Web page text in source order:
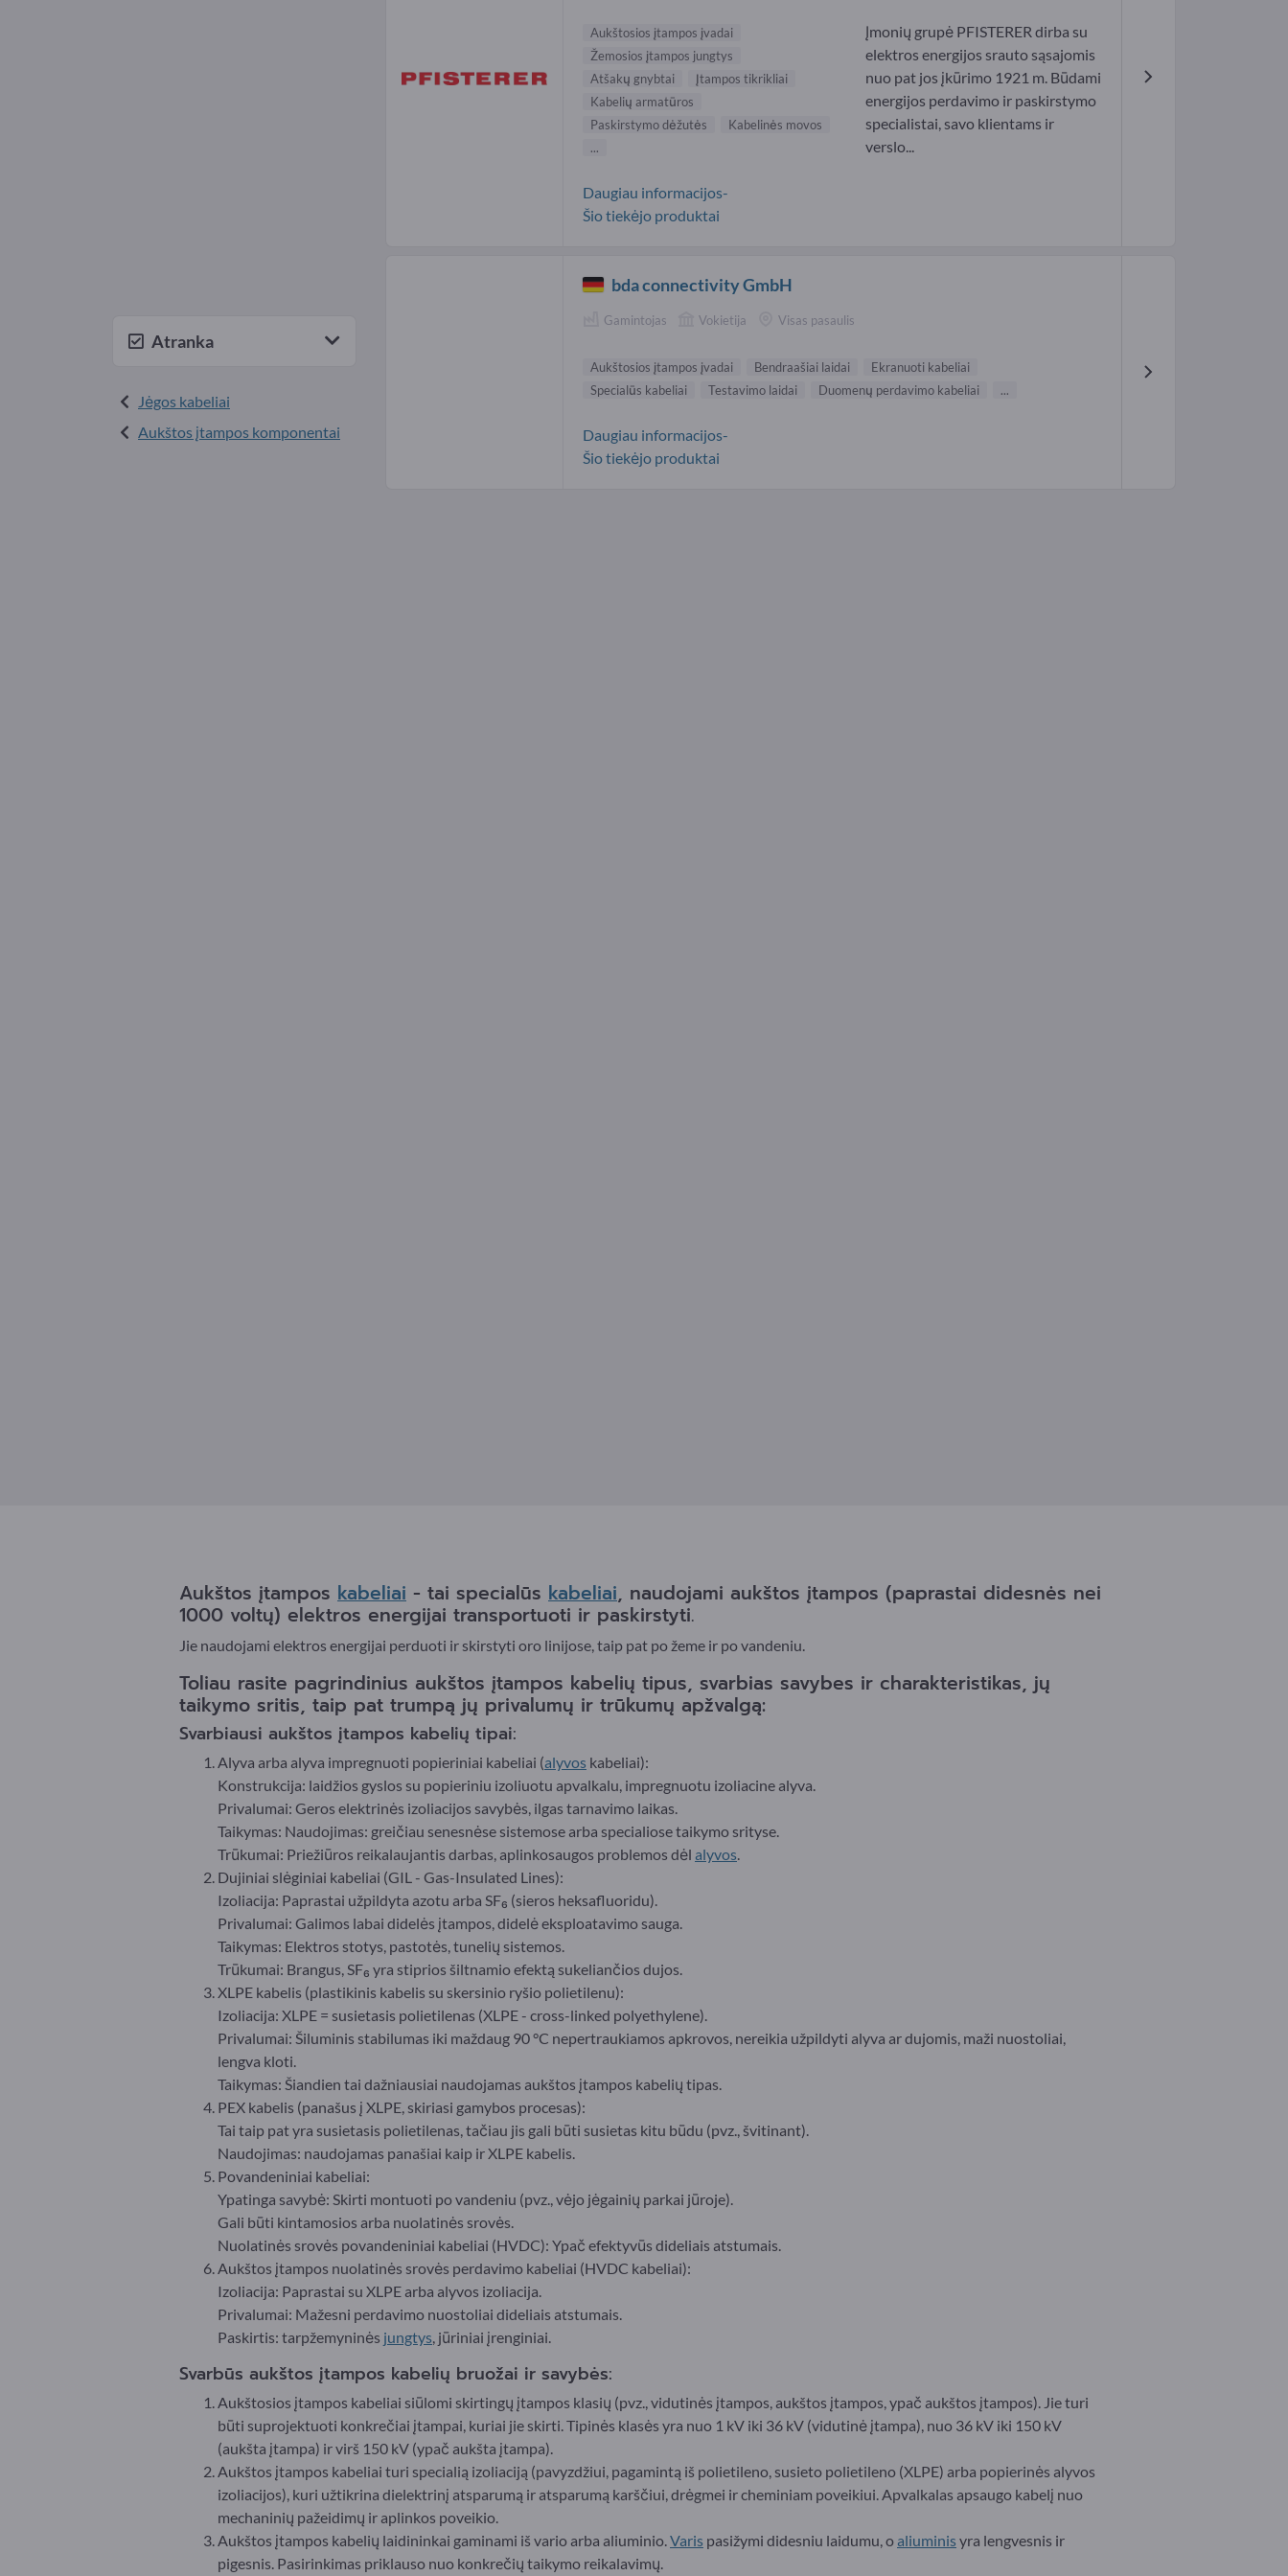
Atranka
Jėgos kabeliai
Aukštos įtampos komponentai
Aukštosios įtampos įvadai
Žemosios įtampos jungtys
Atšakų gnybtai
Įtampos tikrikliai
Kabelių armatūros
Paskirstymo dėžutės
Kabelinės movos
...
Įmonių grupė PFISTERER dirba su
elektros energijos srauto sąsajomis
nuo pat jos įkūrimo 1921 m. Būdami
energijos perdavimo ir paskirstymo
specialistai, savo klientams ir
verslo...
Daugiau informacijos-
Šio tiekėjo produktai
bda connectivity GmbH
Gamintojas Vokietija Visas pasaulis
Aukštosios įtampos įvadai Bendraašiai laidai
Ekranuoti kabeliai
Specialūs kabeliai
Testavimo laidai Duomenų perdavimo kabeliai ...
Daugiau informacijos-
Šio tiekėjo produktai
Aukštos įtampos kabeliai - tai specialūs kabeliai, naudojami aukštos įtampos (paprastai didesnės nei
1000 voltų) elektros energijai transportuoti ir paskirstyti.
Jie naudojami elektros energijai perduoti ir skirstyti oro linijose, taip pat po žeme ir po vandeniu.
Toliau rasite pagrindinius aukštos įtampos kabelių tipus, svarbias savybes ir charakteristikas, jų
taikymo sritis, taip pat trumpą jų privalumų ir trūkumų apžvalgą:
Svarbiausi aukštos įtampos kabelių tipai:
Alyva arba alyva impregnuoti popieriniai kabeliai (alyvos kabeliai):
Konstrukcija: laidžios gyslos su popieriniu izoliuotu apvalkalu, impregnuotu izoliacine alyva.
Privalumai: Geros elektrinės izoliacijos savybės, ilgas tarnavimo laikas.
Taikymas: Naudojimas: greičiau senesnėse sistemose arba specialiose taikymo srityse.
Trūkumai: Priežiūros reikalaujantis darbas, aplinkosaugos problemos dėl alyvos.
Dujiniai slėginiai kabeliai (GIL - Gas-Insulated Lines):
Izoliacija: Paprastai užpildyta azotu arba SF₆ (sieros heksafluoridu).
Privalumai: Galimos labai didelės įtampos, didelė eksploatavimo sauga.
Taikymas: Elektros stotys, pastotės, tunelių sistemos.
Trūkumai: Brangus, SF₆ yra stiprios šiltnamio efektą sukeliančios dujos.
XLPE kabelis (plastikinis kabelis su skersinio ryšio polietilenu):
Izoliacija: XLPE = susietasis polietilenas (XLPE - cross-linked polyethylene).
Privalumai: Šiluminis stabilumas iki maždaug 90 °C nepertraukiamos apkrovos, nereikia užpildyti alyva ar dujomis, maži nuostoliai,
lengva kloti.
Taikymas: Šiandien tai dažniausiai naudojamas aukštos įtampos kabelių tipas.
PEX kabelis (panašus į XLPE, skiriasi gamybos procesas):
Tai taip pat yra susietasis polietilenas, tačiau jis gali būti susietas kitu būdu (pvz., švitinant).
Naudojimas: naudojamas panašiai kaip ir XLPE kabelis.
Povandeniniai kabeliai:
Ypatinga savybė: Skirti montuoti po vandeniu (pvz., vėjo jėgainių parkai jūroje).
Gali būti kintamosios arba nuolatinės srovės.
Nuolatinės srovės povandeniniai kabeliai (HVDC): Ypač efektyvūs dideliais atstumais.
Aukštos įtampos nuolatinės srovės perdavimo kabeliai (HVDC kabeliai):
Izoliacija: Paprastai su XLPE arba alyvos izoliacija.
Privalumai: Mažesni perdavimo nuostoliai dideliais atstumais.
Paskirtis: tarpžemyninės jungtys, jūriniai įrenginiai.
Svarbūs aukštos įtampos kabelių bruožai ir savybės:
Aukštosios įtampos kabeliai siūlomi skirtingų įtampos klasių (pvz., vidutinės įtampos, aukštos įtampos, ypač aukštos įtampos). Jie turi
būti suprojektuoti konkrečiai įtampai, kuriai jie skirti. Tipinės klasės yra nuo 1 kV iki 36 kV (vidutinė įtampa), nuo 36 kV iki 150 kV
(aukšta įtampa) ir virš 150 kV (ypač aukšta įtampa).
Aukštos įtampos kabeliai turi specialią izoliaciją (pavyzdžiui, pagamintą iš polietileno, susieto polietileno (XLPE) arba popierinės alyvos
izoliacijos), kuri užtikrina dielektrinį atsparumą ir atsparumą karščiui, drėgmei ir cheminiam poveikiui. Apvalkalas apsaugo kabelį nuo
mechaninių pažeidimų ir aplinkos poveikio.
Aukštos įtampos kabelių laidininkai gaminami iš vario arba aliuminio.Varis pasižymi didesniu laidumu, oaliuminisyra lengvesnis ir
pigesnis. Pasirinkimas priklauso nuo konkrečių taikymo reikalavimų.